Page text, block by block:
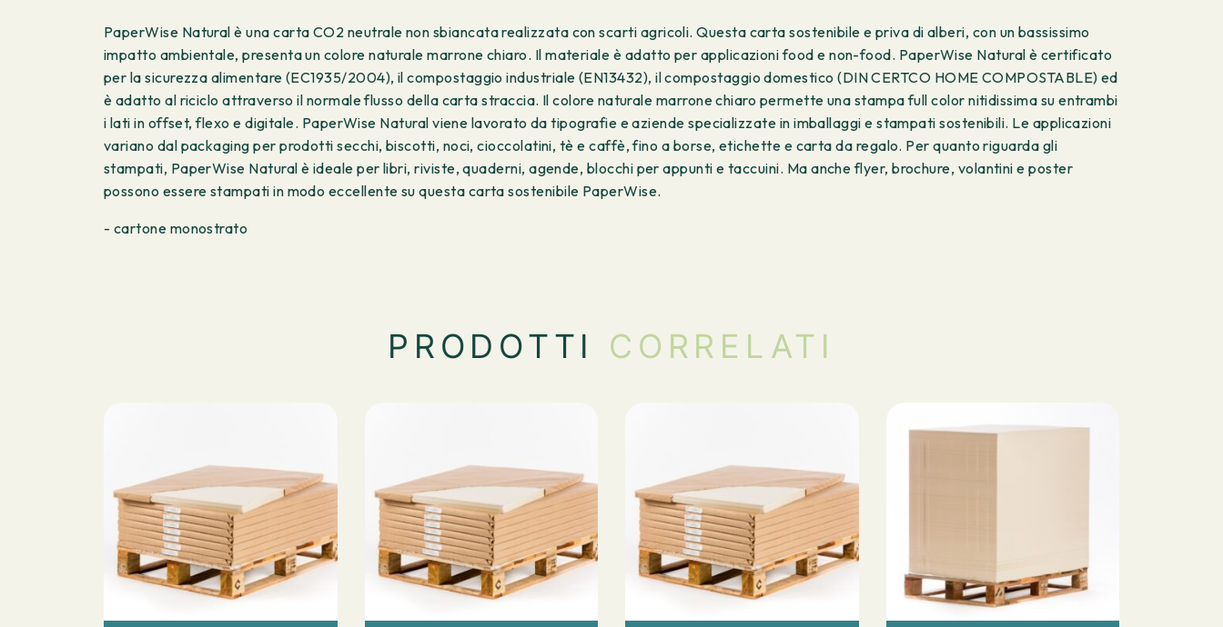
PaperWise Natural è una carta CO2 neutrale non sbiancata realizzata con scarti agricoli. Questa carta sostenibile e priva di alberi, con un bassissimo
impatto ambientale, presenta un colore naturale marrone chiaro. Il materiale è adatto per applicazioni food e non-food. PaperWise Natural è certificato
per la sicurezza alimentare (EC1935/2004), il compostaggio industriale (EN13432), il compostaggio domestico (DIN CERTCO HOME COMPOSTABLE) ed
è adatto al riciclo attraverso il normale flusso della carta straccia. Il colore naturale marrone chiaro permette una stampa full color nitidissima su entrambi
i lati in offset, flexo e digitale. PaperWise Natural viene lavorato da tipografie e aziende specializzate in imballaggi e stampati sostenibili. Le applicazioni
variano dal packaging per prodotti secchi, biscotti, noci, cioccolatini, tè e caffè, fino a borse, etichette e carta da regalo. Per quanto riguarda gli
stampati, PaperWise Natural è ideale per libri, riviste, quaderni, agende, blocchi per appunti e taccuini. Ma anche flyer, brochure, volantini e poster
possono essere stampati in modo eccellente su questa carta sostenibile PaperWise.
- cartone monostrato
PRODOTTI CORRELATI